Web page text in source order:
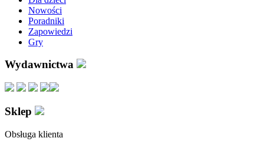
Nowości
Poradniki
Zapowiedzi
Gry
Wydawnictwa
Sklep
Obsługa klienta